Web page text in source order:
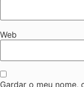
Web
Gardar o meu nome,